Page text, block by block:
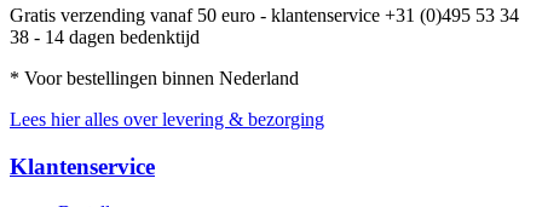
Gratis verzending vanaf 50 euro - klantenservice +31 (0)495 53 34
38 - 14 dagen bedenktijd
* Voor bestellingen binnen Nederland
Lees hier alles over levering & bezorging
Klantenservice